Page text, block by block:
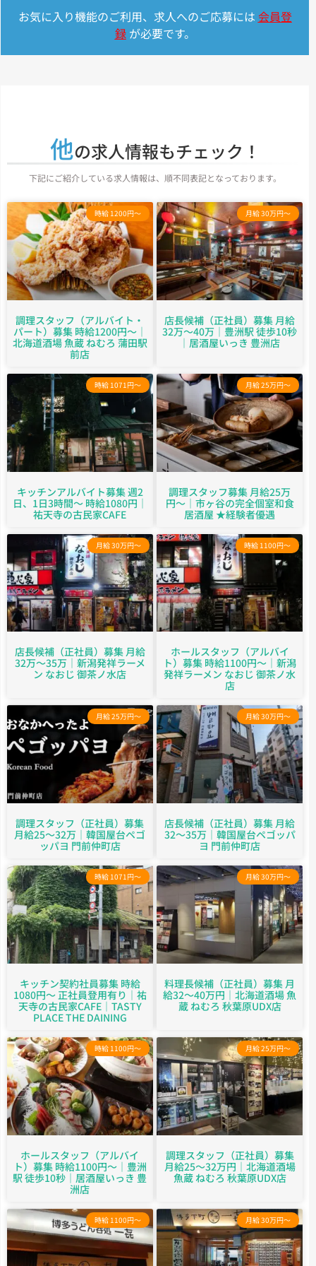
お気に入り機能のご利用、求人へのご応募には 会員登
録が必要です。
他の求人情報もチェック！
下記にご紹介している求人情報は、順不同表記となっております。
時給 1200円～
調理スタッフ（アルバイト・
パート）募集 時給1200円～｜
北海道酒場 魚蔵 ねむろ 蒲田駅
前店
月給 30万円～
店長候補（正社員）募集 月給
32万～40万｜豊洲駅 徒歩10秒
｜居酒屋いっき 豊洲店
時給 1071円～
キッチンアルバイト募集 週2
日、1日3時間～ 時給1080円｜
祐天寺の古民家CAFE
月給 25万円～
調理スタッフ募集 月給25万
円〜｜市ヶ谷の完全個室和食
居酒屋 ★経験者優遇
月給 30万円～
店長候補（正社員）募集 月給
32万～35万｜新潟発祥ラーメ
ン なおじ 御茶ノ水店
時給 1100円～
ホールスタッフ（アルバイ
ト）募集 時給1100円～｜新潟
発祥ラーメン なおじ 御茶ノ水
店
月給 25万円～
調理スタッフ（正社員）募集
月給25～32万｜韓国屋台ペゴ
ッパヨ 門前仲町店
月給 30万円～
店長候補（正社員）募集 月給
32～35万｜韓国屋台ペゴッパ
ヨ 門前仲町店
時給 1071円～
キッチン契約社員募集 時給
1080円～ 正社員登用有り｜祐
天寺の古民家CAFE｜TASTY
PLACE THE DAINING
月給 30万円～
料理長候補（正社員）募集 月
給32～40万円｜北海道酒場 魚
蔵 ねむろ 秋葉原UDX店
時給 1100円～
ホールスタッフ（アルバイ
ト）募集 時給1100円～｜豊洲
駅 徒歩10秒｜居酒屋いっき 豊
洲店
月給 25万円～
調理スタッフ（正社員）募集
月給25～32万円｜北海道酒場
魚蔵 ねむろ 秋葉原UDX店
時給 1100円～ 月給 30万円～